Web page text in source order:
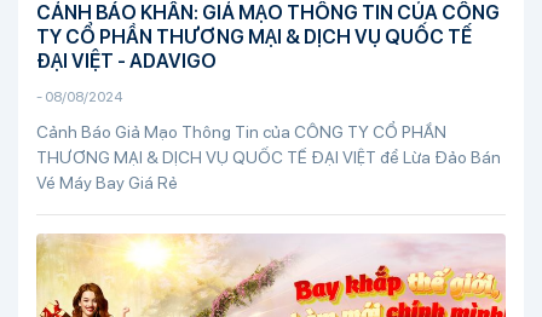
CẢNH BÁO KHẨN: GIẢ MẠO THÔNG TIN CỦA CÔNG
TY CỔ PHẦN THƯƠNG MẠI & DỊCH VỤ QUỐC TẾ
ĐẠI VIỆT - ADAVIGO
- 08/08/2024
Cảnh Báo Giả Mạo Thông Tin của CÔNG TY CỔ PHẦN
THƯƠNG MẠI & DỊCH VỤ QUỐC TẾ ĐẠI VIỆT để Lừa Đảo Bán
Vé Máy Bay Giá Rẻ